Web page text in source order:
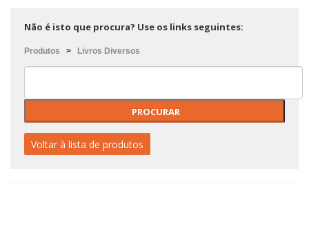
Não é isto que procura? Use os links seguintes:
Produtos > Livros Diversos
Voltar à lista de produtos